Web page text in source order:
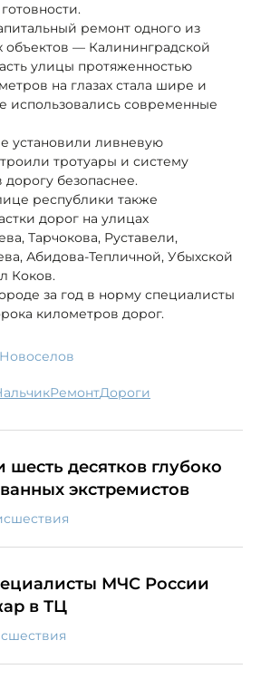
ремонт одного из
объектов — Калининградской
улицы протяженностью
на глазах стала шире и
использовались современные
установили ливневую
тротуары и систему
безопаснее.
республики также
дорог на улицах
Тарчокова, Руставели,
Абидова-Тепличной, Убыхской
Коков.
за год в норму специалисты
километров дорог.
Нальчик ремонт дороги
десятков глубоко
экстремистов
МЧС России
в ТЦ